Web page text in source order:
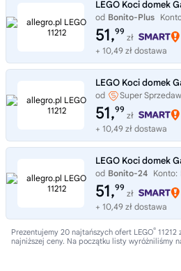
od Bonito-Plus
51,99
zł
+ 10,49 zł dostawa
od Super
51,99
zł
+ 10,49 zł dostawa
od Bonito-24 Konto:
51,99
zł
+ 10,49 zł dostawa
Prezentujemy 20 najtańszych ofert LEGO® 11212
najniższej ceny. Na początku listy wyróżniliśmy